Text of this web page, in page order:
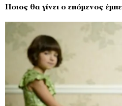
Ποιος θα γίνει ο επόμενος